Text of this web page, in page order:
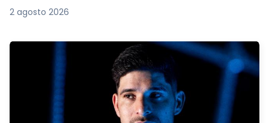
2 agosto 2026